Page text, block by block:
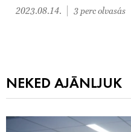
2023.08.14. 3 perc olvasás
NEKED AJÁNLJUK